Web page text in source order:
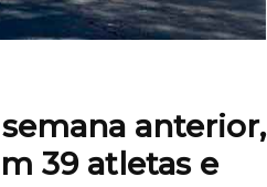
anterior,
39 atletas e